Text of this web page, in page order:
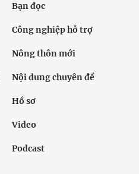
Bạn đọc
Công nghiệp hỗ trợ
Nông thôn mới
Nội dung chuyên đề
Hồ sơ
Video
Podcast